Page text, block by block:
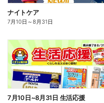
ナイトケア
7月10日 ～8月31日
7月10日~8月31日 生活応援